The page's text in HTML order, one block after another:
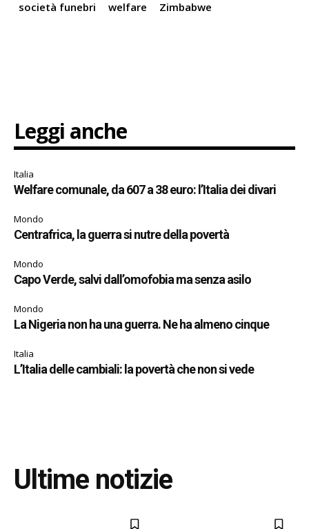
società funebri
welfare Zimbabwe
Leggi anche
Italia
Welfare comunale, da 607 a 38 euro: l’Italia dei divari
Mondo
Centrafrica, la guerra si nutre della povertà
Mondo
Capo Verde, salvi dall’omofobia ma senza asilo
Mondo
La Nigeria non ha una guerra. Ne ha almeno cinque
Italia
L’Italia delle cambiali: la povertà che non si vede
Ultime notizie